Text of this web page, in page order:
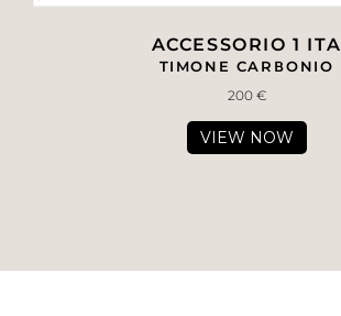
ACCESSORIO 1 ITA
TIMONE CARBONIO
200 €
VIEW NOW